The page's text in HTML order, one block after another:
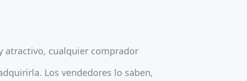
atractivo, cualquier comprador
Los vendedores lo saben,